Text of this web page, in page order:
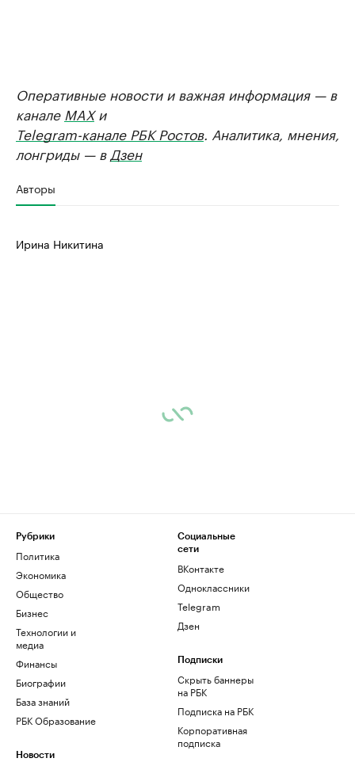
Оперативные новости и важная информация — в
канале MAXи
Telegram-канале РБК Ростов. Аналитика, мнения,
лонгриды — в Дзен
Авторы
Ирина Никитина
Рубрики
Политика
Экономика
Общество
Бизнес
Технологии и
медиа
Финансы
Биографии
База знаний
РБК Образование
Новости
Социальные
сети
ВКонтакте
Одноклассники
Telegram
Дзен
Подписки
Скрыть баннеры
на РБК
Подписка на РБК
Корпоративная
подписка